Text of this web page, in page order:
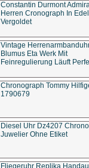
Constantin Durmont
Herren Cronograph In
Vergoldet
Vintage
Blumus Eta Werk Mit
Feinregulierung Läuft
Chronograph Tommy
1790679
Diesel Uhr Dz4207
Juwelier Ohne Etiket
Fliegeruhr Replika